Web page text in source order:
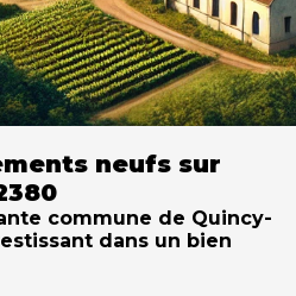
neufs sur
commune de Quincy-
dans un bien